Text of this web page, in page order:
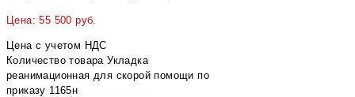
Цена:55 500 руб.
Цена с учетом НДС
Количество товара Укладка
реанимационная для скорой помощи по
приказу 1165н